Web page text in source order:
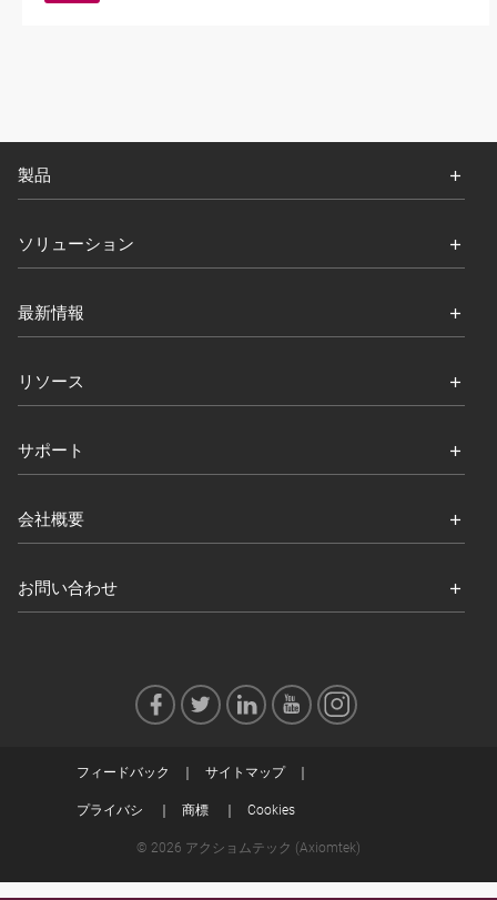
製品
ソリューション
最新情報
リソース
サポート
会社概要
お問い合わせ
フィードバック サイトマップ
プライバシ 商標 Cookies
© 2026 アクショムテック (Axiomtek)